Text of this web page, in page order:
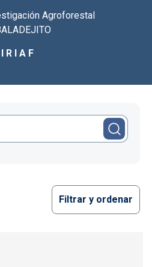
Agroforestal
I R I A F
Filtrar y ordenar